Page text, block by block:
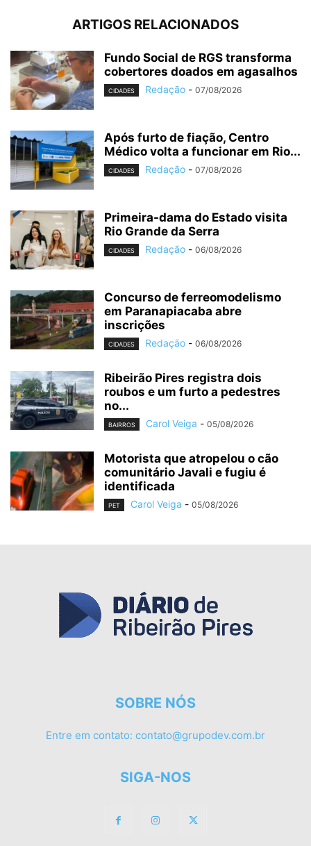
ARTIGOS RELACIONADOS
Fundo Social de RGS transforma
cobertores doados em agasalhos
CIDADES Redação - 07/08/2026
Após furto de fiação, Centro
Médico volta a funcionar em Rio...
CIDADES Redação - 07/08/2026
Primeira-dama do Estado visita
Rio Grande da Serra
CIDADES Redação - 06/08/2026
Concurso de ferreomodelismo
em Paranapiacaba abre
inscrições
CIDADES Redação - 06/08/2026
Ribeirão Pires registra dois
roubos e um furto a pedestres
no...
BAIRROS Carol Veiga - 05/08/2026
Motorista que atropelou o cão
comunitário Javali e fugiu é
identificada
PET Carol Veiga - 05/08/2026
SOBRE NÓS
Entre em contato: contato@grupodev.com.br
SIGA-NOS